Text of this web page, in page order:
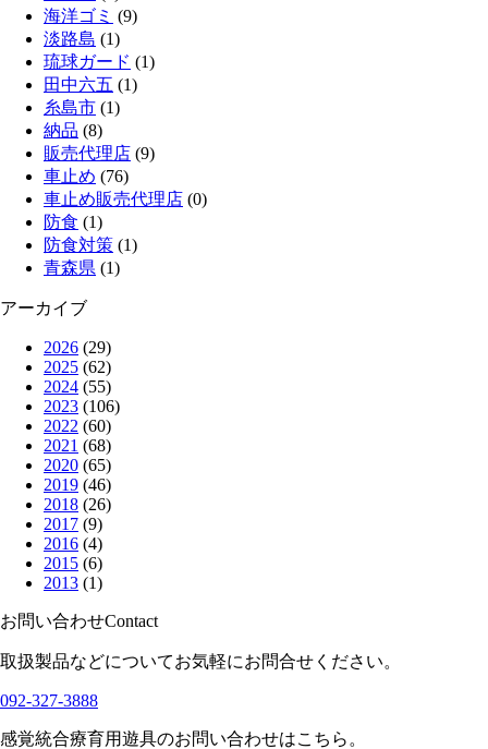
海洋ゴミ (9)
淡路島 (1)
琉球ガード (1)
田中六五 (1)
糸島市 (1)
納品 (8)
販売代理店 (9)
車止め (76)
車止め販売代理店 (0)
防食 (1)
防食対策 (1)
青森県 (1)
アーカイブ
2026 (29)
2025 (62)
2024 (55)
2023 (106)
2022 (60)
2021 (68)
2020 (65)
2019 (46)
2018 (26)
2017 (9)
2016 (4)
2015 (6)
2013 (1)
お問い合わせContact
取扱製品などについてお気軽にお問合せください。
092-327-3888
感覚統合療育用遊具のお問い合わせはこちら。